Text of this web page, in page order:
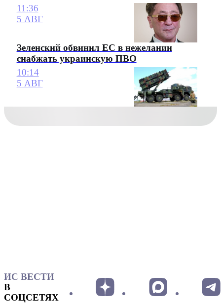
11:36
5 АВГ
Зеленский обвинил ЕС в нежелании
снабжать украинскую ПВО
10:14
5 АВГ
ИС ВЕСТИ
В
СОЦСЕТЯХ